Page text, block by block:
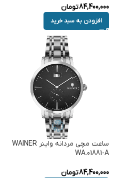
84,400,000تومان
افزودن به سبد خرید
ساعت مچی مردانه واینر WAINER
WA.01881-A
84,400,000تومان